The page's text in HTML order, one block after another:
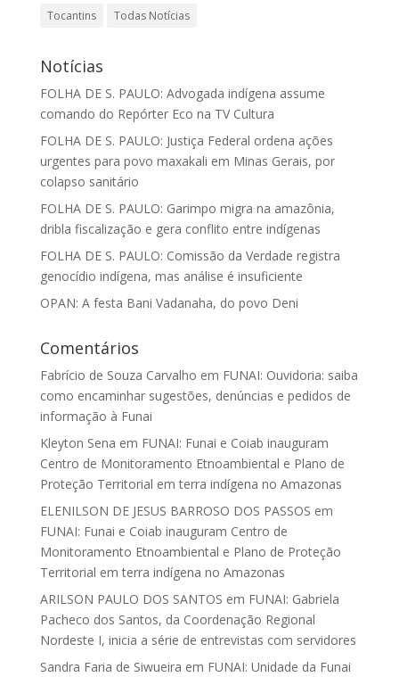
Tocantins Todas Notícias
Notícias
FOLHA DE S. PAULO: Advogada indígena assume
comando do Repórter Eco na TV Cultura
FOLHA DE S. PAULO: Justiça Federal ordena ações
urgentes para povo maxakali em Minas Gerais, por
colapso sanitário
FOLHA DE S. PAULO: Garimpo migra na amazônia,
dribla fiscalização e gera conflito entre indígenas
FOLHA DE S. PAULO: Comissão da Verdade registra
genocídio indígena, mas análise é insuficiente
OPAN: A festa Bani Vadanaha, do povo Deni
Comentários
Fabrício de Souza Carvalho em FUNAI: Ouvidoria: saiba
como encaminhar sugestões, denúncias e pedidos de
informação à Funai
Kleyton Sena em FUNAI: Funai e Coiab inauguram
Centro de Monitoramento Etnoambiental e Plano de
Proteção Territorial em terra indígena no Amazonas
ELENILSON DE JESUS BARROSO DOS PASSOS em
FUNAI: Funai e Coiab inauguram Centro de
Monitoramento Etnoambiental e Plano de Proteção
Territorial em terra indígena no Amazonas
ARILSON PAULO DOS SANTOS em FUNAI: Gabriela
Pacheco dos Santos, da Coordenação Regional
Nordeste I, inicia a série de entrevistas com servidores
Sandra Faria de Siwueira em FUNAI: Unidade da Funai